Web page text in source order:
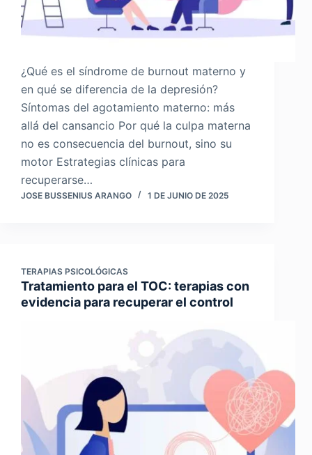
¿Qué es el síndrome de burnout materno y
en qué se diferencia de la depresión?
Síntomas del agotamiento materno: más
allá del cansancio Por qué la culpa materna
no es consecuencia del burnout, sino su
motor Estrategias clínicas para
recuperarse…
JOSE BUSSENIUS ARANGO 1 DE JUNIO DE 2025
TERAPIAS PSICOLÓGICAS
Tratamiento para el TOC: terapias con
evidencia para recuperar el control